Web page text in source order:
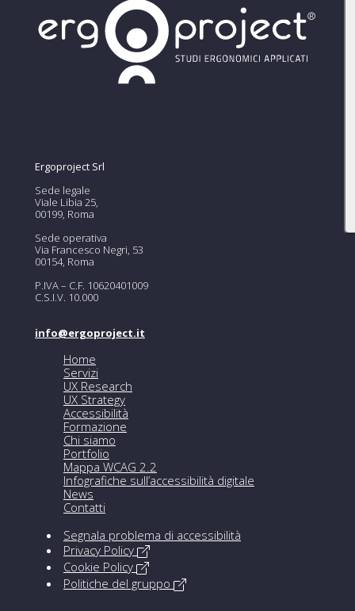
Ergoproject Srl
Sede legale
Viale Libia 25,
00199, Roma
Sede operativa
Via Francesco Negri, 53
00154, Roma
P.IVA – C.F. 10620401009
C.S.I.V. 10.000
info@ergoproject.it
Home
Servizi
UX Research
UX Strategy
Accessibilità
Formazione
Chi siamo
Portfolio
Mappa WCAG 2.2
Infografiche sull’accessibilità digitale
News
Contatti
Segnala problema di accessibilità
Privacy Policy
Cookie Policy
Politiche del gruppo